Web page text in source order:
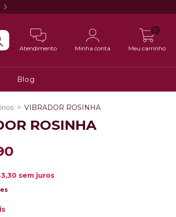
Atendimento Minha conta Meu carrinho
0
Blog
> VIBRADOR ROSINHA
ROSINHA
sem juros